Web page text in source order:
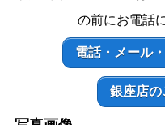
の前にお電話
電話・メール
銀座店の